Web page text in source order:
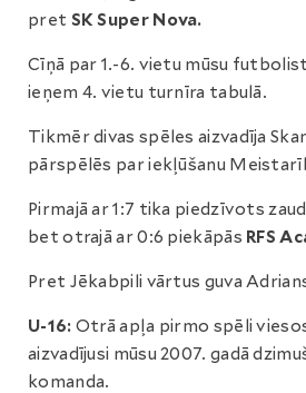
pret SK Super Nova.
Cīņā par 1.-6. vietu mūsu
ieņem 4. vietu turnīra tabulā.
Tikmēr divas spēles aizvadīja
pārspēlēs par iekļūšanu
Pirmajā ar 1:7 tika piedzīvots
bet otrajā ar 0:6 piekāpās RFS
Pret Jēkabpili vārtus guva
U-16: Otrā apļa pirmo spēli
aizvadījusi mūsu 2007. gadā
komanda.